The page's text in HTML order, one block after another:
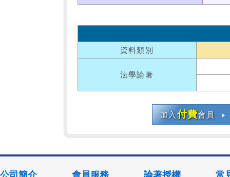
資料類別
法學論著
加入付費會員
公司簡介 會員服務 論著授權 常